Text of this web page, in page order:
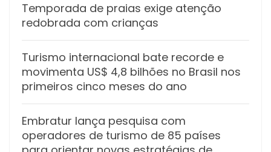
Temporada de praias exige atenção
redobrada com crianças
Turismo internacional bate recorde e
movimenta US$ 4,8 bilhões no Brasil nos
primeiros cinco meses do ano
Embratur lança pesquisa com
operadores de turismo de 85 países